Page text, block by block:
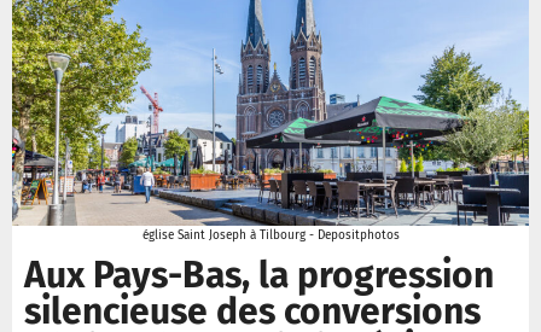
église Saint Joseph à Tilbourg - Depositphotos
Aux Pays-Bas, la progression
silencieuse des conversions